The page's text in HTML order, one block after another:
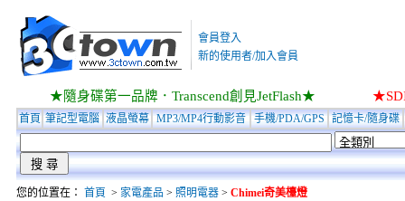
會員登入
新的使用者/加入會員
★隨身碟第一品牌．Transcend創見JetFlash★
首頁 筆記型電腦 液晶螢幕 MP3/MP4行動影音 手機/PDA/GPS 記憶卡/隨身碟
您的位置在： 首頁 > 家電產品 > 照明電器> Chimei奇美檯燈